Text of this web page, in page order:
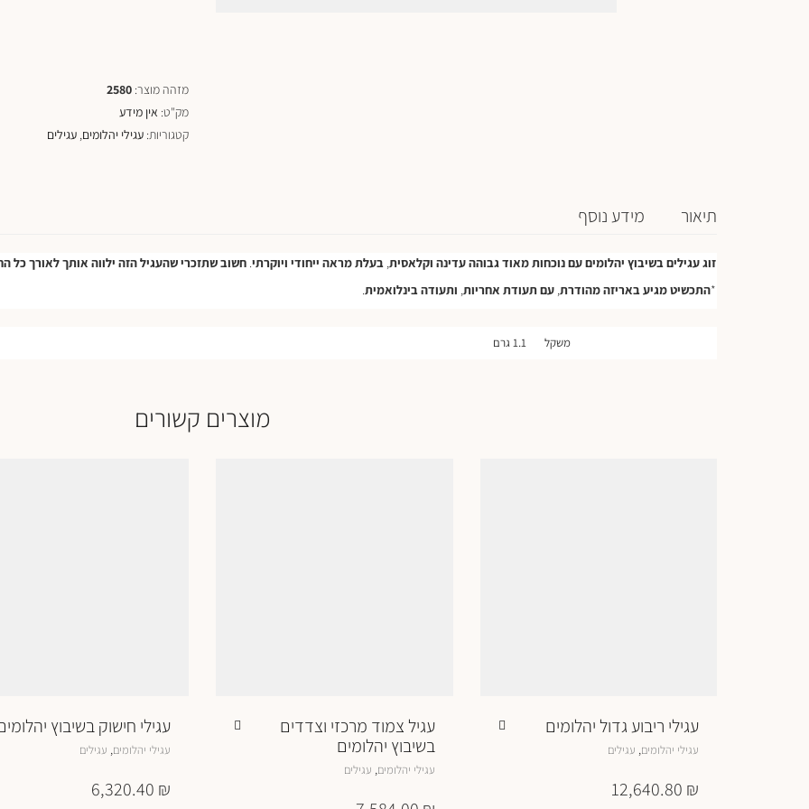
מזהה מוצר: 2580
מק"ט: אין מידע
קטגוריות: עגילי יהלומים, עגילים
תיאור מידע נוסף
זוגעגיליםבשיבוץ יהלומיםעםנוכחותמאודגבוההעדינה וקלאסית, בעלתמראה ייחודי ויוקרתי. חשובשתזכרישהעגילהזה ילווה אותךלאורךכל
*התכשיטמגיעבאריזהמהודרת, עםתעודת אחריות, ותעודהבינלואמית.
משקל 1.1 גרם
מוצרים קשורים
עגילי ריבוע גדול יהלומים
עגילי יהלומים עגילים
12,640.80 ₪
עגיל צמוד מרכזי וצדדים
בשיבוץ יהלומים
עגילי יהלומים עגילים
עגילי חישוק בשיבוץ
עגילי יהלומים עגילים
6,320.40 ₪